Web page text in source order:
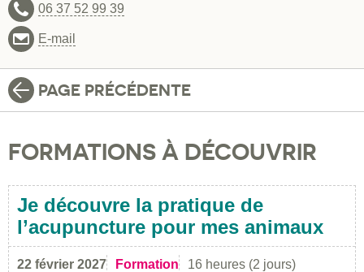
06 37 52 99 39
E-mail
PAGE PRÉCÉDENTE
FORMATIONS À DÉCOUVRIR
Je découvre la pratique de
l’acupuncture pour mes animaux
22 février 2027 Formation 16 heures (2 jours)